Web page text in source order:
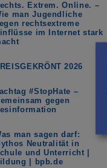
Extrem. Online. –
man Jugendliche
rechtsextreme
im Internet stark
2026
#StopHate –
gegen
man sagen darf:
Neutralität in
und Unterricht |
| bpb.de